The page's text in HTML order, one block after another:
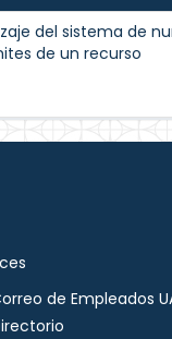
del sistema de
de un recurso
de Empleados